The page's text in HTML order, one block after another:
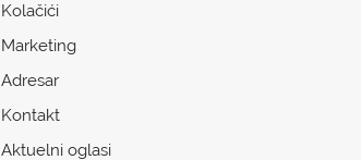
Kolačići
Marketing
Adresar
Kontakt
Aktuelni oglasi